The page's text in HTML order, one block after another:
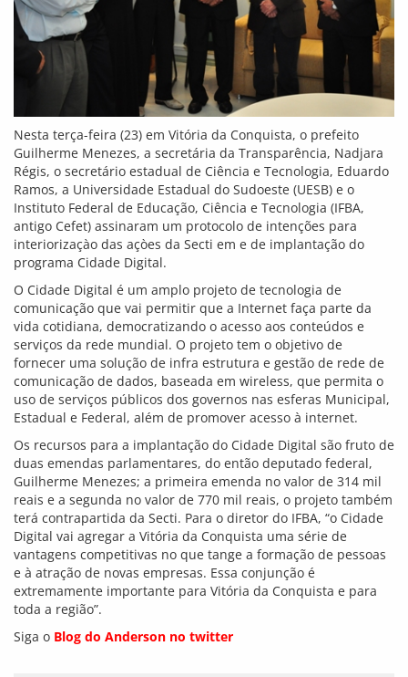
Nesta terça-feira (23) em Vitória da Conquista, o prefeito
Guilherme Menezes, a secretária da Transparência, Nadjara
Régis, o secretário estadual de Ciência e Tecnologia, Eduardo
Ramos, a Universidade Estadual do Sudoeste (UESB) e o
Instituto Federal de Educação, Ciência e Tecnologia (IFBA,
antigo Cefet) assinaram um protocolo de intenções para
interiorizaçào das açòes da Secti em e de implantação do
programa Cidade Digital.
O Cidade Digital é um amplo projeto de tecnologia de
comunicação que vai permitir que a Internet faça parte da
vida cotidiana, democratizando o acesso aos conteúdos e
serviços da rede mundial. O projeto tem o objetivo de
fornecer uma solução de infra estrutura e gestão de rede de
comunicação de dados, baseada em wireless, que permita o
uso de serviços públicos dos governos nas esferas Municipal,
Estadual e Federal, além de promover acesso à internet.
Os recursos para a implantação do Cidade Digital são fruto de
duas emendas parlamentares, do então deputado federal,
Guilherme Menezes; a primeira emenda no valor de 314 mil
reais e a segunda no valor de 770 mil reais, o projeto também
terá contrapartida da Secti. Para o diretor do IFBA, “o Cidade
Digital vai agregar a Vitória da Conquista uma série de
vantagens competitivas no que tange a formação de pessoas
e à atração de novas empresas. Essa conjunção é
extremamente importante para Vitória da Conquista e para
toda a região”.
Siga o Blog do Anderson no twitter